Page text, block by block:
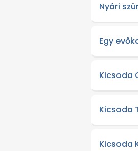
Nyári
Egy
Kicsoda
Kicsoda
Kicsoda